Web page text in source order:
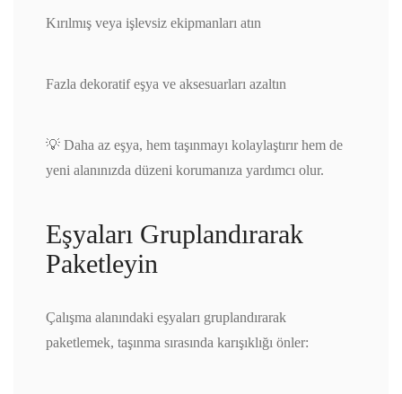
Kırılmış veya işlevsiz ekipmanları atın
Fazla dekoratif eşya ve aksesuarları azaltın
💡 Daha az eşya, hem taşınmayı kolaylaştırır hem de
yeni alanınızda düzeni korumanıza yardımcı olur.
Eşyaları Gruplandırarak
Paketleyin
Çalışma alanındaki eşyaları gruplandırarak
paketlemek, taşınma sırasında karışıklığı önler: